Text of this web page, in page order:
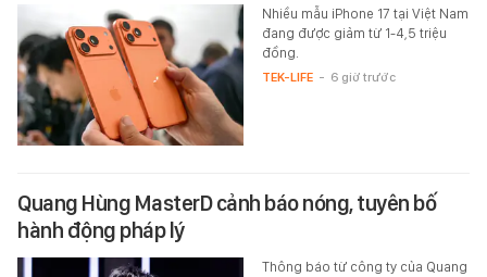
Nhiều mẫu iPhone 17 tại Việt Nam
đang được giảm từ 1-4,5 triệu
đồng.
TEK-LIFE - 6 giờ trước
Quang Hùng MasterD cảnh báo nóng, tuyên bố
hành động pháp lý
Thông báo từ công ty của Quang